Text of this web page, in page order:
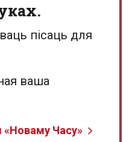
пісаць для
ваша
Часу»